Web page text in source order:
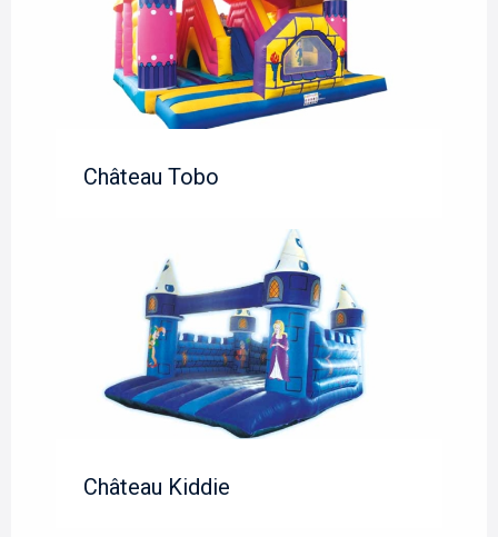
Château Tobo
Château Kiddie